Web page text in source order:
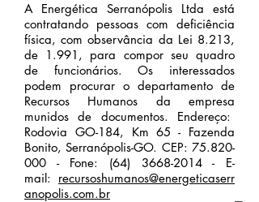
A Energética Serranópolis Ltda está
contratando pessoas com deficiência
física, com observância da Lei 8.213,
de 1.991, para compor seu quadro
de funcionários. Os interessados
podem procurar o departamento de
Recursos Humanos da empresa
munidos de documentos. Endereço:
Rodovia GO-184, Km 65 - Fazenda
Bonito, Serranópolis-GO. CEP: 75.820-
000 - Fone: (64) 3668-2014- E-
mail: recursoshumanos@energeticaserr
anopolis.com.br